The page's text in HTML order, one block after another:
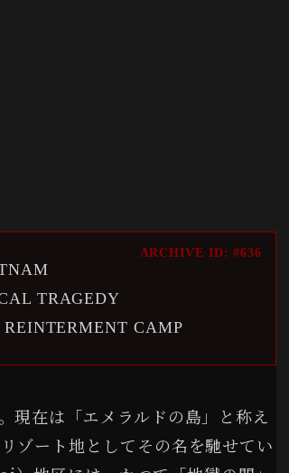
ARCHIVE ID: #636
TRAGEDY
CAMP
現在は「エメラルドの島」と称え
ゾート地としてその名を馳せてい